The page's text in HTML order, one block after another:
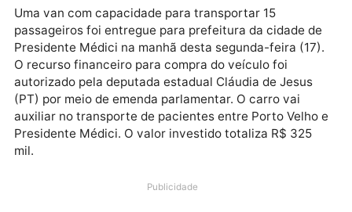
Uma van com capacidade para transportar 15
passageiros foi entregue para prefeitura da cidade
Presidente Médici na manhã desta segunda-feira
O recurso financeiro para compra do veículo foi
(PT) por meio de emenda parlamentar. O carro vai